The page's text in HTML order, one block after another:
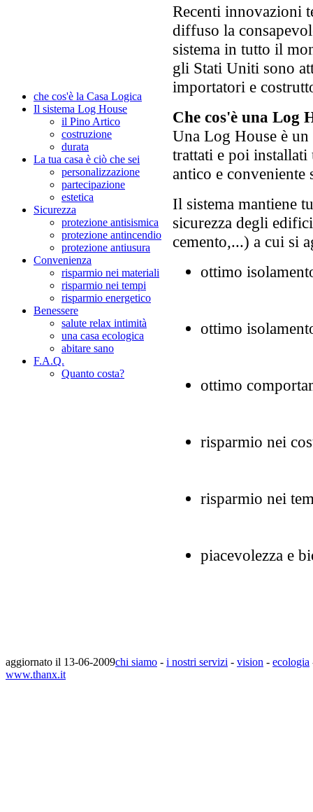
che cos'è la Casa Logica
Il sistema Log House
il Pino Artico
costruzione
durata
La tua casa è ciò che sei
personalizzazione
partecipazione
estetica
Sicurezza
protezione antisismica
protezione antincendio
protezione antiusura
Convenienza
risparmio nei materiali
risparmio nei tempi
risparmio energetico
Benessere
salute relax intimità
una casa ecologica
abitare sano
F.A.Q.
Quanto costa?
Recenti innovazioni
diffuso la
sistema in tutto il
gli Stati Uniti sono
importatori e
Che cos'è una Log
Una Log House è
trattati e poi
antico e
Il sistema mantiene
sicurezza degli
cemento,...) a cui si
ottimo
ottimo
ottimo
risparmio nei
risparmio nei
piacevolezza e
aggiornato il 13-06-2009chi siamo - i nostri servizi - vision - ecologia
www.thanx.it